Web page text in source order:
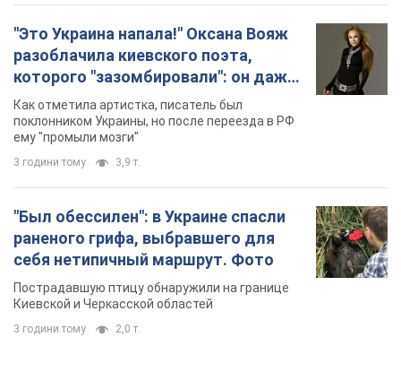
"Это Украина напала!" Оксана Вояж
разоблачила киевского поэта,
которого "зазомбировали": он даже
русского не знал, а теперь хочет
геноцида украинцев
Как отметила артистка, писатель был
поклонником Украины, но после переезда в РФ
ему "промыли мозги"
3 години тому 3,9 т.
"Был обессилен": в Украине спасли
раненого грифа, выбравшего для
себя нетипичный маршрут. Фото
Пострадавшую птицу обнаружили на границе
Киевской и Черкасской областей
3 години тому 2,0 т.